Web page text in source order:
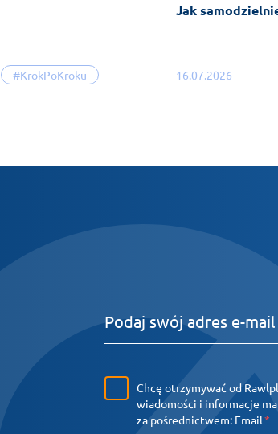
#KrokPoKroku 16.07.2026
Jak
Chcę otrzymywać od
wiadomości i informacje
za pośrednictwem: Email